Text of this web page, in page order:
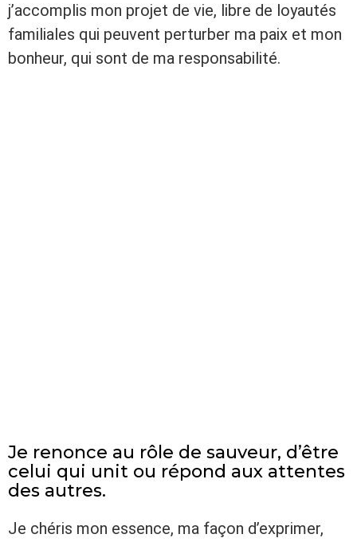
j’accomplis mon projet de vie, libre de loyautés
familiales qui peuvent perturber ma paix et mon
bonheur, qui sont de ma responsabilité.
Je renonce au rôle de sauveur, d’être
celui qui unit ou répond aux attentes
des autres.
Je chéris mon essence, ma façon d’exprimer,